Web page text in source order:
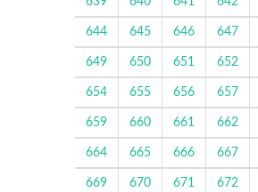
644 645 646 647
649 650 651 652
654 655 656 657
659 660 661 662
664 665 666 667
669 670 671 672